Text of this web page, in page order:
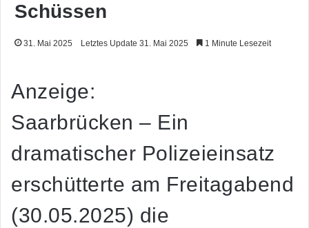
Schüssen
31. Mai 2025 Letztes Update 31. Mai 2025 1 Minute Lesezeit
Anzeige:
Saarbrücken – Ein
dramatischer Polizeieinsatz
erschütterte am Freitagabend
(30.05.2025) die